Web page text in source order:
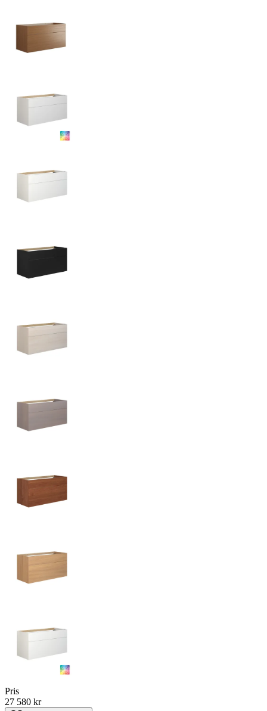
Pris
27 580 kr